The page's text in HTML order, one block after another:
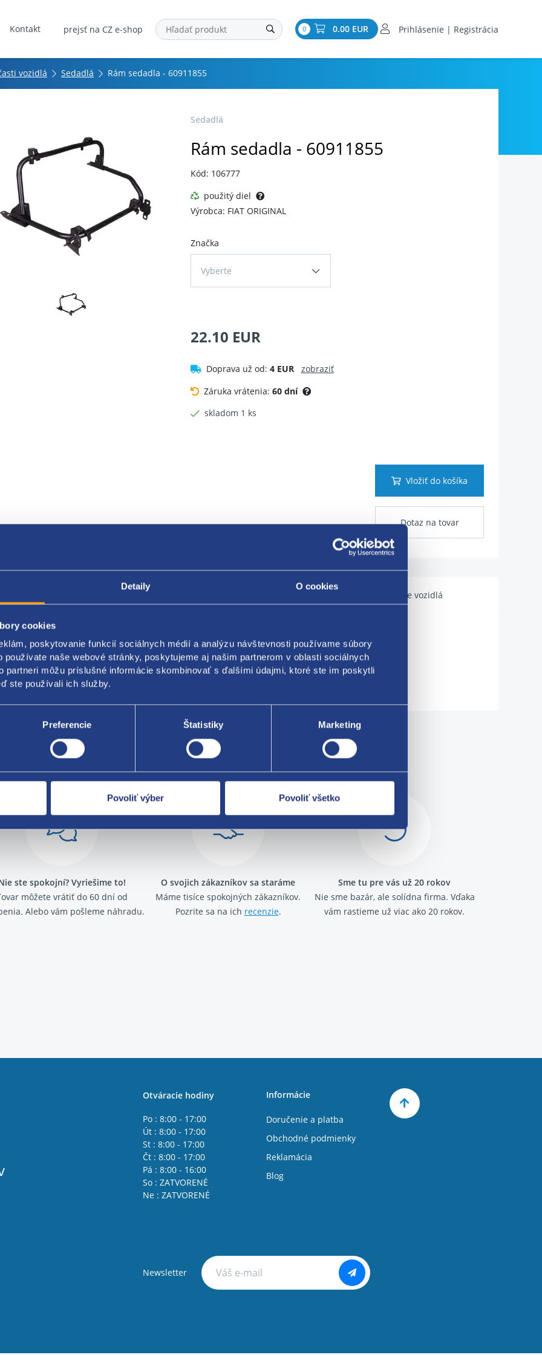
Detaily O cookies
cookies
poskytovanie funkcií sociálnych médií a analýzu návštevnosti používame súbory
používate naše webové stránky, poskytujeme aj našim partnerom v oblasti sociálnych
partneri môžu príslušné informácie skombinovať s ďalšími údajmi, ktoré ste im poskytli
ste používali ich služby.
Preferencie Štatistiky Marketing
Povoliť výber Povoliť všetko
Kontakt prejsť na CZ e-shop 0 0.00 EUR Prihlásenie | Registrácia
vozidlá Sedadlá Rám sedadla - 60911855
Sedadlá
Rám sedadla - 60911855
Kód: 106777
použitý diel
Výrobca: FIAT ORIGINAL
Značka
Vyberte
22.10 EUR
Doprava už od: 4 EUR
zobraziť
Záruka vrátenia: 60 dní
skladom 1 ks
Vložiť do košíka
Dotaz na tovar
Použiteľné pre vozidlá
60911855 60911830 60911855 60911969
Za kvalitu ručíme!
ste spokojní? Vyriešime to!
môžete vrátiť do 60 dní od
Alebo vám pošleme náhradu.
O svojich zákazníkov sa staráme
Máme tisíce spokojných zákazníkov.
Pozrite sa na ich recenzie.
Sme tu pre vás už 20 rokov
Nie sme bazár, ale solídna firma. Vďaka
vám rastieme už viac ako 20 rokov.
Otváracie hodiny
Po : 8:00 - 17:00
Út : 8:00 - 17:00
St : 8:00 - 17:00
Čt : 8:00 - 17:00
Pá : 8:00 - 16:00
So : ZATVORENÉ
Ne : ZATVORENÉ
Informácie
Doručenie a platba
Obchodné podmienky
Reklamácia
Blog
Newsletter